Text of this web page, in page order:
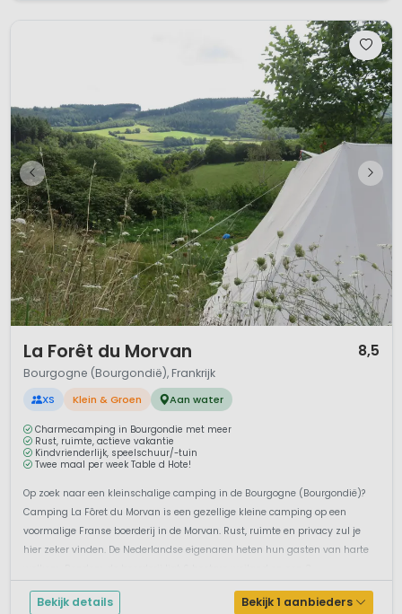
La Forêt du Morvan 8,5
Bourgogne (Bourgondië), Frankrijk
XS Klein & Groen Aan water
Charmecamping in Bourgondie met meer
Rust, ruimte, actieve vakantie
Kindvrienderlijk, speelschuur/-tuin
Twee maal per week Table d Hote!
Op zoek naar een kleinschalige camping in de Bourgogne (Bourgondië)?
Camping La Fôret du Morvan is een gezellige kleine camping op een
voormalige Franse boerderij in de Morvan. Rust, ruimte en privacy zul je
hier zeker vinden. De Nederlandse eigenaren heten hun gasten van harte
Bekijk details Bekijk 1 aanbieders